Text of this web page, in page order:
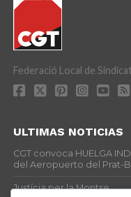
Federació Local de
ULTIMAS NOTICIAS
CGT convoca HUELGA
del Aeropuerto del Prat-
Justícia per la Montse